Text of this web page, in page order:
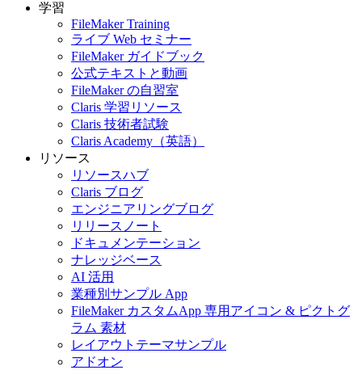
学習
FileMaker Training
ライブ Web セミナー
FileMaker ガイドブック
公式テキストと動画
FileMaker の自習室
Claris 学習リソース
Claris 技術者試験
Claris Academy（英語）
リソース
リソースハブ
Claris ブログ
エンジニアリングブログ
リリースノート
ドキュメンテーション
ナレッジベース
AI 活用
業種別サンプル App
FileMaker カスタムApp 専用アイコン & ピクトグ
ラム 素材
レイアウトテーマサンプル
アドオン